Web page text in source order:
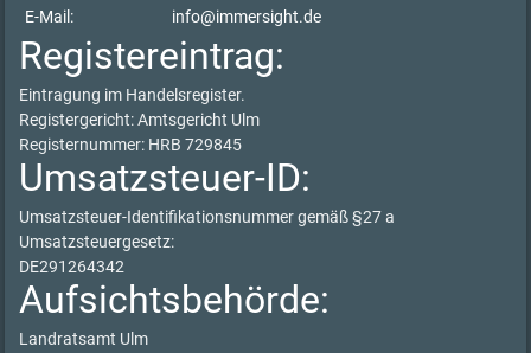
E-Mail:
info@immersight.de
Registereintrag:
Eintragung im Handelsregister.
Registergericht: Amtsgericht Ulm
Registernummer: HRB 729845
Umsatzsteuer-ID:
Umsatzsteuer-Identifikationsnummer gemäß §27 a
Umsatzsteuergesetz:
DE291264342
Aufsichtsbehörde:
Landratsamt Ulm